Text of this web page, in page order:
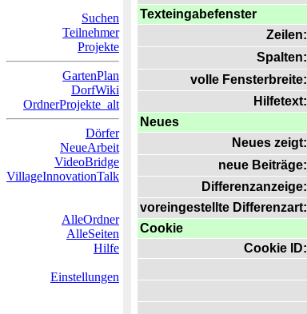
Suchen
Teilnehmer
Projekte
GartenPlan
DorfWiki
OrdnerProjekte_alt
Dörfer
NeueArbeit
VideoBridge
VillageInnovationTalk
AlleOrdner
AlleSeiten
Hilfe
Einstellungen
Texteingabefenster
Zeilen:
Spalten:
volle Fensterbreite:
Hilfetext:
Neues
Neues zeigt:
neue Beiträge:
Differenzanzeige:
voreingestellte Differenzart:
Cookie
Cookie ID: